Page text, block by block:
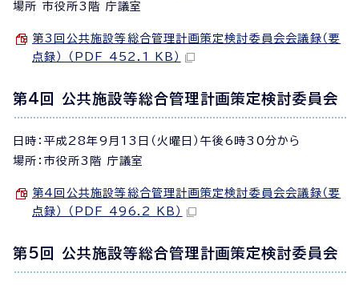
場所 市役所3階 庁議室
第3回公共施設等総合管理計画策定検討委員会会議録（要
点録） （PDF 452.1 KB）
第4回 公共施設等総合管理計画策定検討委員会
日時：平成28年9月13日（火曜日）午後6時30分から
場所：市役所3階 庁議室
第4回公共施設等総合管理計画策定検討委員会会議録（要
点録） （PDF 496.2 KB）
第5回 公共施設等総合管理計画策定検討委員会